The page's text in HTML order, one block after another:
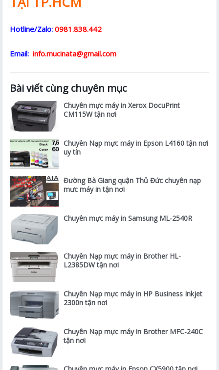
Hotline/Zalo: 0981.838.442
Email: info.mucinata@gmail.com
Bài viết cùng chuyên mục
Chuyên mực máy in Xerox DocuPrint
CM115W tận nơi
Chuyên Nạp mực máy in Epson L4160 tận nơi
uy tín
Đường Bà Giang quận Thủ Đức chuyên nạp
mưc máy in tận nơi
Chuyên mực máy in Samsung ML-2540R
Chuyên Nạp mực máy in Brother HL-
L2385DW tận nơi
Chuyên Nạp mực máy in HP Business Inkjet
2300n tận nơi
Chuyên Nạp mực máy in Brother MFC-240C
tận nơi